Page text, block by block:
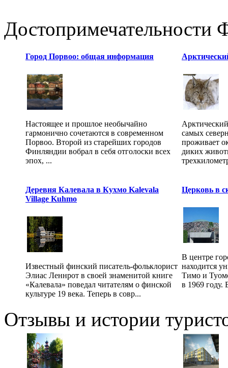
Достопримечательности
Город Порвоо: общая информация
Настоящее и прошлое необычайно
гармонично сочетаются в современном
Порвоо. Второй из старейших городов
Финляндии вобрал в себя отголоски всех
эпох, ...
самых
проживает
диких
Деревня Калевала в Кухмо Kalevala
Village Kuhmo
Известный финский писатель-фольклорист
Элиас Леннрот в своей знаменитой книге
«Калевала» поведал читателям о финской
культуре 19 века. Теперь в совр...
Церковь в
В центре
находится
Тимо и
в 1969 году.
Отзывы и истории